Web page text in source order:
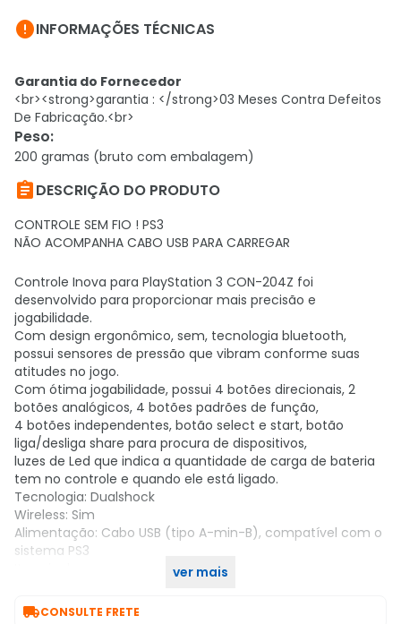
INFORMAÇÕES TÉCNICAS
Garantia do Fornecedor
<br><strong>garantia : </strong>03 Meses Contra Defeitos
De Fabricação.<br>
Peso:
200 gramas (bruto com embalagem)
DESCRIÇÃO DO PRODUTO
CONTROLE SEM FIO ! PS3
NÃO ACOMPANHA CABO USB PARA CARREGAR
Controle Inova para PlayStation 3 CON-204Z foi
desenvolvido para proporcionar mais precisão e
jogabilidade.
Com design ergonômico, sem, tecnologia bluetooth,
possui sensores de pressão que vibram conforme suas
atitudes no jogo.
Com ótima jogabilidade, possui 4 botões direcionais, 2
botões analógicos, 4 botões padrões de função,
4 botões independentes, botão select e start, botão
liga/desliga share para procura de dispositivos,
luzes de Led que indica a quantidade de carga de bateria
tem no controle e quando ele está ligado.
Tecnologia: Dualshock
Wireless: Sim
Alimentação: Cabo USB (tipo A-min-B), compatível com o
sistema PS3
ver mais
CONSULTE FRETE